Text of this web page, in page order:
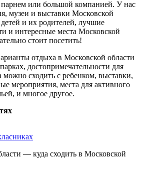
парнем или большой компанией. У нас
музеи и выставки Московской
и их родителей, лучшие
и интересные места Московской
стоит посетить!
отдыха в Московской области
достопримечательности для
можно сходить с ребенком, выставки,
мероприятия, места для активного
и многое другое.
— куда сходить в Московской